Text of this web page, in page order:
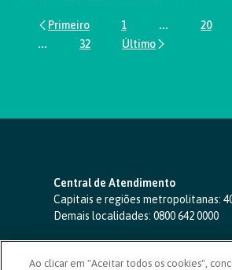
Página
1 ...Páginas20
...Páginas intermediárias Usar ABA
Página
32
Central de Atendimento
Capitais e regiões metropolitanas:
Demais localidades: 0800 642 0000
SAC 24 horas-0800 724 4420
Ao clicar em "Aceitar todos os cookies",